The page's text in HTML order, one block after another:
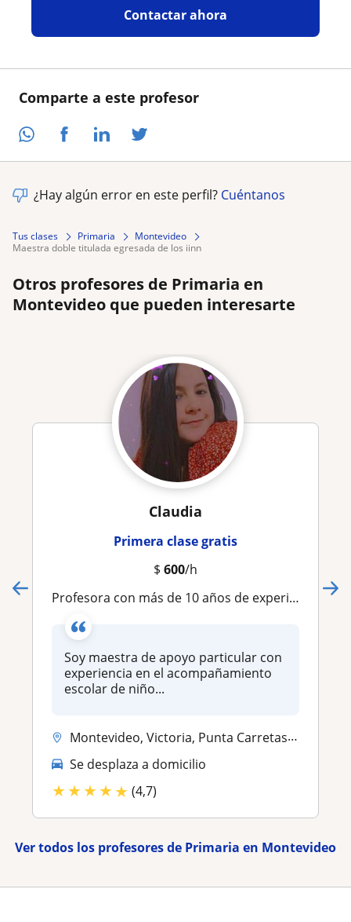
Comparte a este profesor
Contactar ahora
¿Hay algún error en este perfil? Cuéntanos
Tus clases Primaria
Montevideo
maestra doble titulada egresada de los iinn
Otros profesores de Primaria en
Montevideo que pueden interesarte
Claudia
Primera clase gratis
$ 600/h
Profesora con más de 10 años de experiencia enseñando con amor
Soy maestra de apoyo particular con
experiencia en el acompañamiento
escolar de niño...
Montevideo, Victoria, Punta Carretas, Bella Vista (), Ciudad Vieja
Se desplaza a domicilio
★★★★★ (4,7)
Ver todos los profesores de Primaria en Montevideo